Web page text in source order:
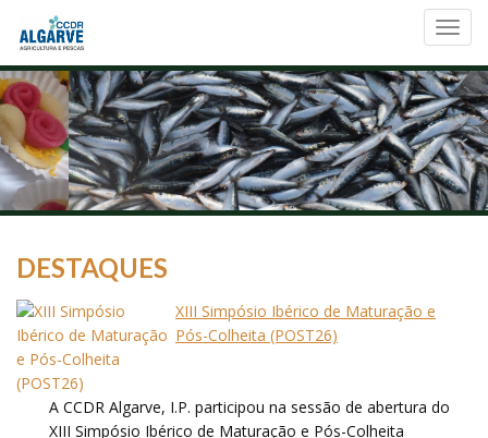
DESTAQUES
XIII Simpósio Ibérico de Maturação e
Pós-Colheita (POST26)
A CCDR Algarve, I.P. participou na sessão de abertura do
XIII Simpósio Ibérico de Maturação e Pós-Colheita